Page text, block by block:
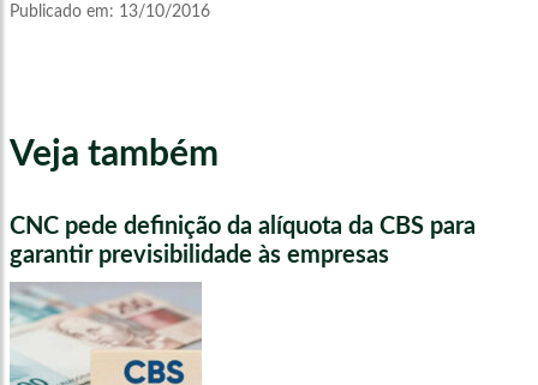
Publicado em: 13/10/2016
Veja também
CNC pede definição da alíquota da CBS para
garantir previsibilidade às empresas